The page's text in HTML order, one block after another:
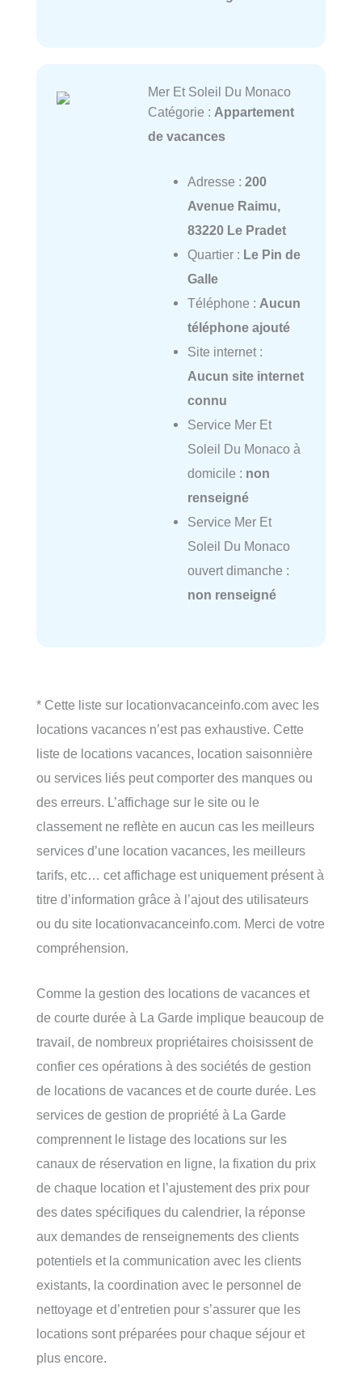
Mer Et Soleil Du Monaco
Catégorie : Appartement
de vacances
Adresse : 200
Avenue Raimu,
83220 Le Pradet
Quartier : Le Pin de
Galle
Téléphone : Aucun
téléphone ajouté
Site internet :
Aucun site internet
connu
Service Mer Et
Soleil Du Monaco à
domicile : non
renseigné
Service Mer Et
Soleil Du Monaco
ouvert dimanche :
non renseigné
* Cette liste sur locationvacanceinfo.com avec les
locations vacances n’est pas exhaustive. Cette
liste de locations vacances, location saisonnière
ou services liés peut comporter des manques ou
des erreurs. L’affichage sur le site ou le
classement ne reflète en aucun cas les meilleurs
services d’une location vacances, les meilleurs
tarifs, etc… cet affichage est uniquement présent à
titre d’information grâce à l’ajout des utilisateurs
ou du site locationvacanceinfo.com. Merci de votre
compréhension.
Comme la gestion des locations de vacances et
de courte durée à La Garde implique beaucoup de
travail, de nombreux propriétaires choisissent de
confier ces opérations à des sociétés de gestion
de locations de vacances et de courte durée. Les
services de gestion de propriété à La Garde
comprennent le listage des locations sur les
canaux de réservation en ligne, la fixation du prix
de chaque location et l’ajustement des prix pour
des dates spécifiques du calendrier, la réponse
aux demandes de renseignements des clients
potentiels et la communication avec les clients
existants, la coordination avec le personnel de
nettoyage et d’entretien pour s’assurer que les
locations sont préparées pour chaque séjour et
plus encore.